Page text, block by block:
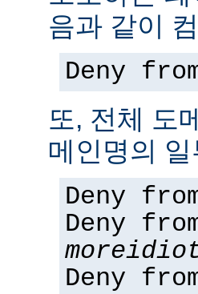
음과 같이
Deny
또, 전체 도
메인명의
Deny
Deny
Deny